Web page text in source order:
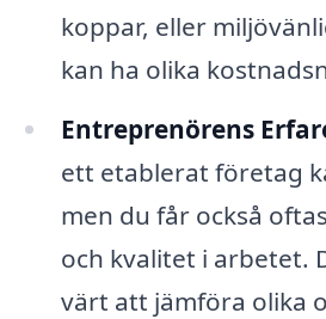
koppar, eller
kan ha olika
Entreprenörens
ett etablerat företag
men du får också
och kvalitet i arbetet.
värt att jämföra olika